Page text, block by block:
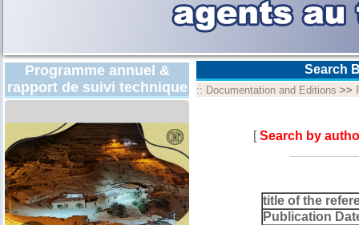
Programme annuel &
rapport de suivi technique
Search
:: Documentation and Editions >>
[Search by
title of the
Publication